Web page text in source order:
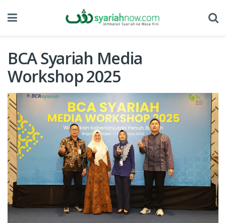
BCA Syariah Media
Workshop 2025